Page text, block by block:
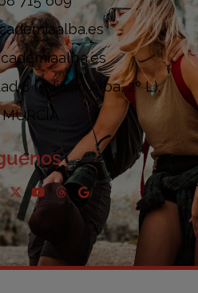
8 (edificio Alba, 2º L).
MURCIA